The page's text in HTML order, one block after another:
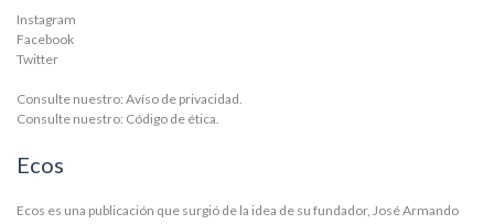
Instagram
Facebook
Twitter
Consulte nuestro: Avíso de privacidad.
Consulte nuestro: Código de ética.
Ecos
Ecos es una publicación que surgió de la idea de su fundador, José Armando